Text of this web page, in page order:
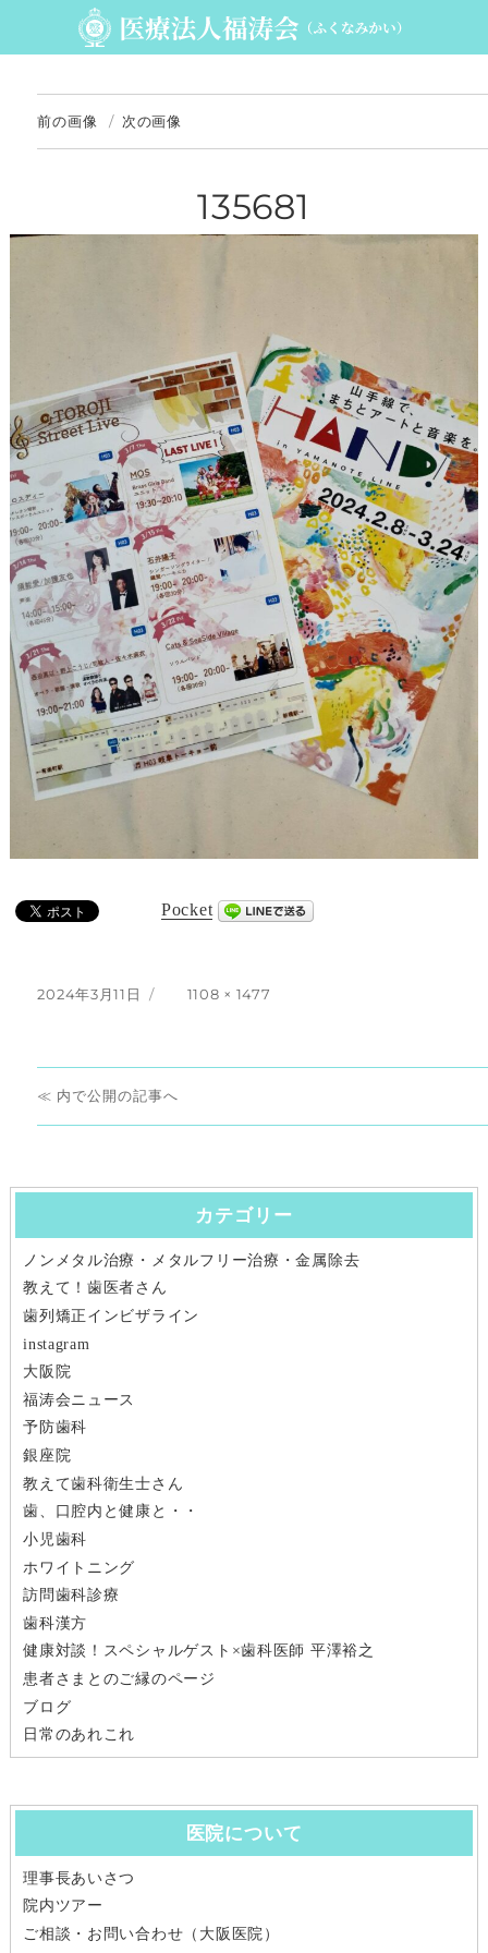
前の画像 次の画像
135681
Pocket
投
2024年3月11日
フ
1108 × 1477
投
稿
ナ
ゲ
ー
シ
ョ
ン
内で公開
カテゴリー
ノンメタル治療・メタルフリー治療・金属除去
教えて！歯医者さん
歯列矯正インビザライン
instagram
大阪院
福涛会ニュース
予防歯科
銀座院
教えて歯科衛生士さん
歯、口腔内と健康と・・
小児歯科
ホワイトニング
訪問歯科診療
歯科漢方
健康対談！スペシャルゲスト×歯科医師 平澤裕之
患者さまとのご縁のページ
ブログ
日常のあれこれ
医院について
理事長あいさつ
院内ツアー
ご相談・お問い合わせ（大阪医院）